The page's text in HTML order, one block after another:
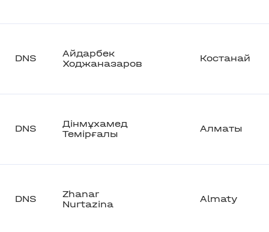
DNS
Айдарбек
Ходжаназаров
Костанай
DNS
Дінмұхамед
Темірғалы
Алматы
DNS
Zhanar
Nurtazina
Almaty